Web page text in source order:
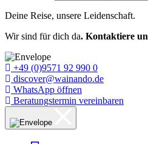
Deine Reise, unsere Leidenschaft.
Wir sind für dich da. Kontaktiere
+49 (0)9571 92 990 0
discover@wainando.de
WhatsApp öffnen
Beratungstermin vereinbaren